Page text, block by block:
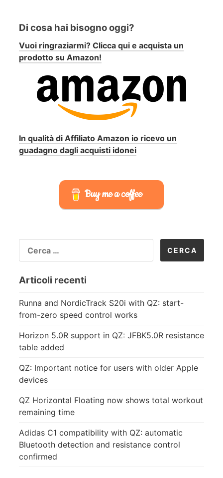
Di cosa hai bisogno oggi?
Vuoi ringraziarmi? Clicca qui e acquista un
prodotto su Amazon!
In qualità di Affiliato Amazon io ricevo un
guadagno dagli acquisti idonei
Buy me a coffee
PER:
Articoli recenti
Runna and NordicTrack S20i with QZ: start-
from-zero speed control works
Horizon 5.0R support in QZ: JFBK5.0R resistance
table added
QZ: Important notice for users with older Apple
devices
QZ Horizontal Floating now shows total workout
remaining time
Adidas C1 compatibility with QZ: automatic
Bluetooth detection and resistance control
confirmed